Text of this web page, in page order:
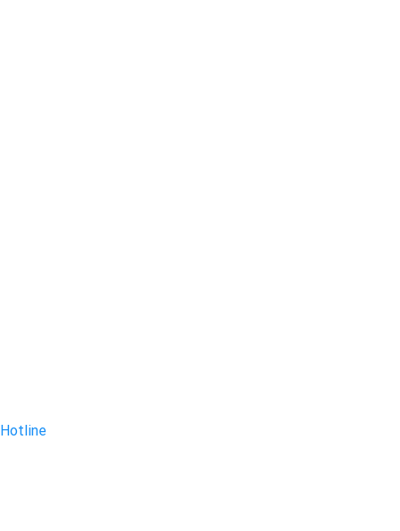
Hotline